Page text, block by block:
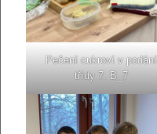
Pečení cukroví v podání
třídy 7. B_7